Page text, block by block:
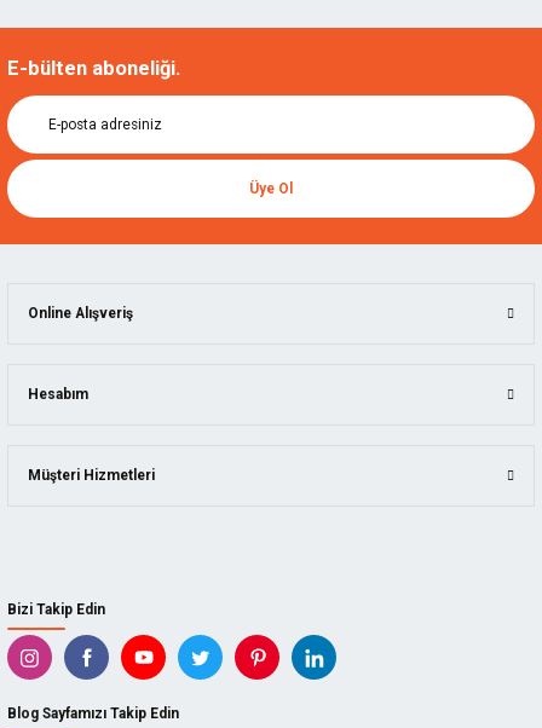
E-bülten aboneliği.
Üye Ol
Bizi Takip Edin
Blog Sayfamızı Takip Edin
Online Alışveriş
Hesabım
Müşteri Hizmetleri